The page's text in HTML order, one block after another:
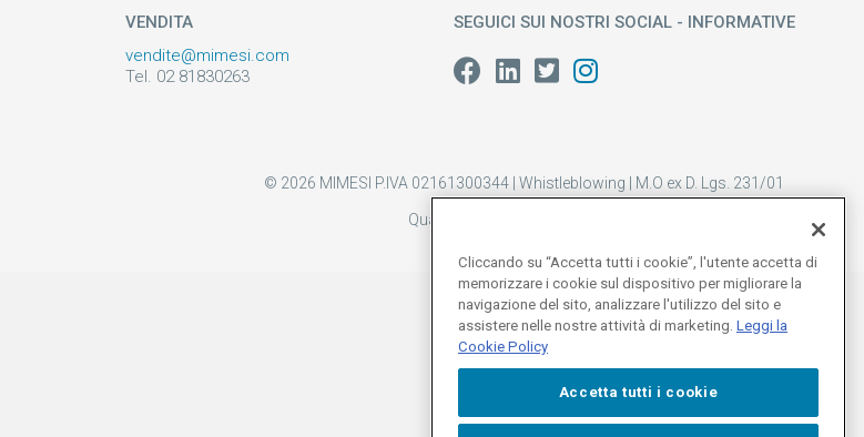
VENDITA
vendite@mimesi.com
Tel. 02 81830263
SEGUICI SUI NOSTRI SOCIAL - INFORMATIVE
© 2026 MIMESI P.IVA 02161300344 | Whistleblowing M.O ex D. Lgs. 231/01
Qualità
Cliccando su “Accetta tutti i cookie”, l'utente accetta di
memorizzare i cookie sul dispositivo per migliorare la
navigazione del sito, analizzare l'utilizzo del sito e
assistere nelle nostre attività di marketing. Leggi la
Cookie Policy
Accetta tutti i cookie